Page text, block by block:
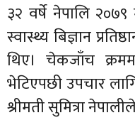
३२ वर्षे नेपालि
स्वास्थ्य बिज्ञान
थिए। चेकजाँच
भेटिएपछी उपचार
श्रीमती सुमित्रा